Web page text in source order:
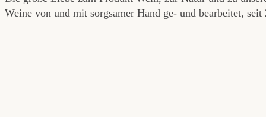
Weine von und mit sorgsamer Hand ge- und bearbeitet,